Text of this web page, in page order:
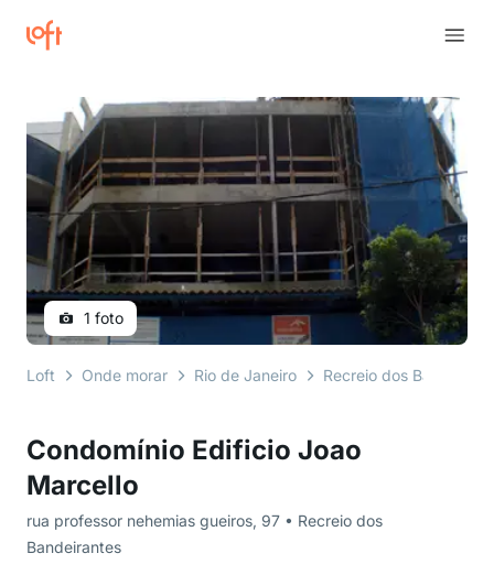
Condomínio Edificio Joao
Marcello
rua professor nehemias gueiros, 97 • Recreio dos
Bandeirantes
1 foto
Loft Onde morar Rio de Janeiro Recreio dos